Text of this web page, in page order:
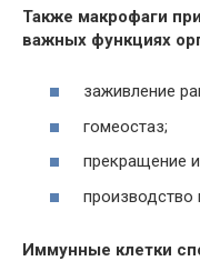
Также макрофаги
важных функциях
заживление
гомеостаз;
прекращение
производство
Иммунные клетки